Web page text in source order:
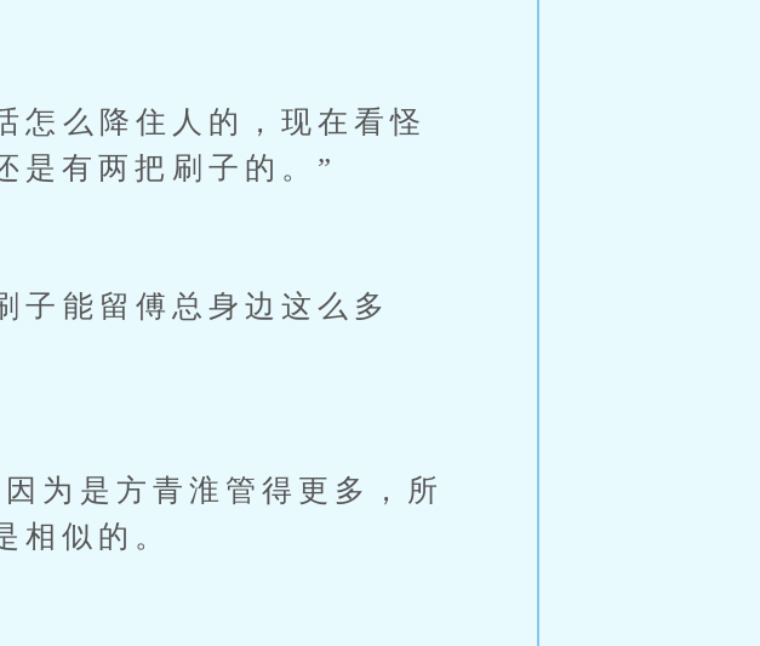
么降住人的，现在看怪
是有两把刷子的。”
能留傅总身边这么多
为是方青淮管得更多，所
相似的。